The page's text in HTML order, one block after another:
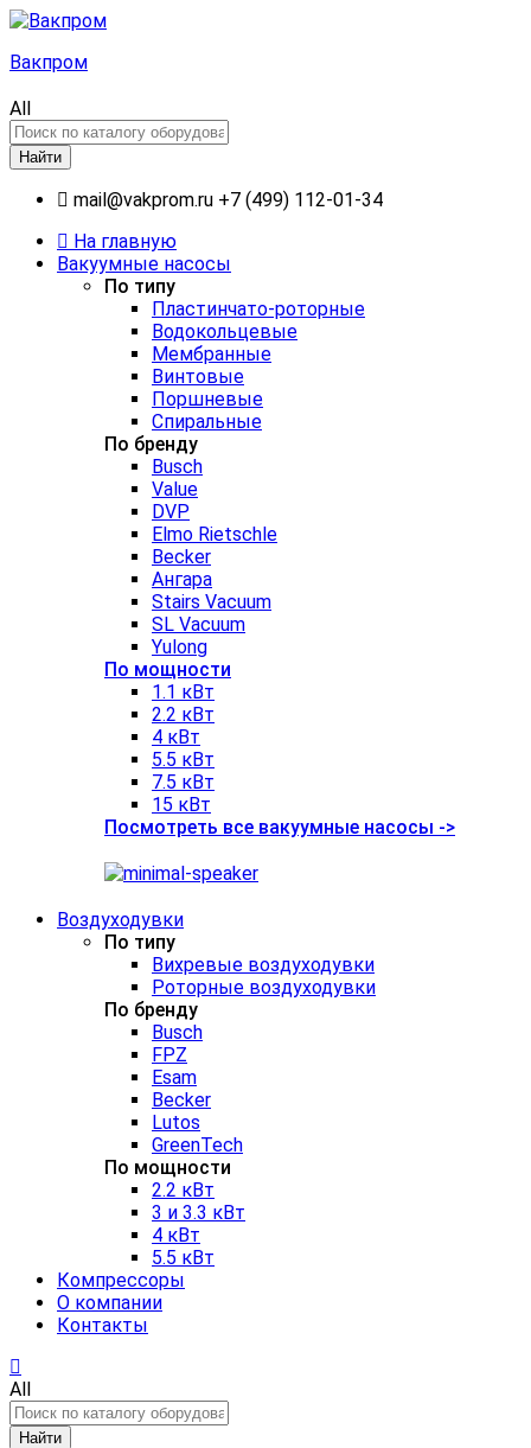
Вакпром
All
Найти
mail@vakprom.ru +7 (499) 112-01-34
На главную
Вакуумные насосы
По типу
Пластинчато-роторные
Водокольцевые
Мембранные
Винтовые
Поршневые
Спиральные
По бренду
Busch
Value
DVP
Elmo Rietschle
Becker
Ангара
Stairs Vacuum
SL Vacuum
Yulong
По мощности
1.1 кВт
2.2 кВт
4 кВт
5.5 кВт
7.5 кВт
15 кВт
Посмотреть все вакуумные насосы ->
Воздуходувки
По типу
Вихревые воздуходувки
Роторные воздуходувки
По бренду
Busch
FPZ
Esam
Becker
Lutos
GreenTech
По мощности
2.2 кВт
3 и 3.3 кВт
4 кВт
5.5 кВт
Компрессоры
О компании
Контакты
All
Найти